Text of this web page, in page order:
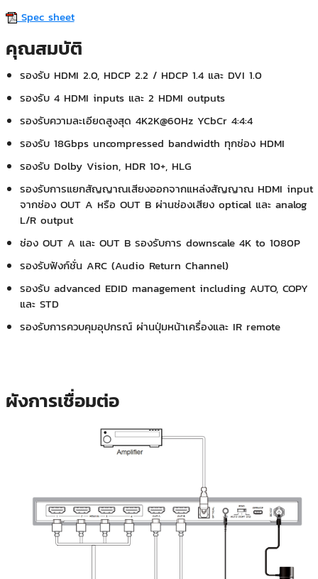
Spec sheet
คุณสมบัติ
รองรับ HDMI 2.0, HDCP 2.2 / HDCP 1.4 และ DVI 1.0
รองรับ 4 HDMI inputs และ 2 HDMI outputs
รองรับความละเอียดสูงสุด 4K2K@60Hz YCbCr 4:4:4
รองรับ 18Gbps uncompressed bandwidth ทุกช่อง HDMI
รองรับ Dolby Vision, HDR 10+, HLG
รองรับการแยกสัญญาณเสียงออกจากแหล่งสัญญาณ HDMI input
จากช่อง OUT A หรือ OUT B ผ่านช่องเสียง optical และ analog
L/R output
ช่อง OUT A และ OUT B รองรับการ downscale 4K to 1080P
รองรับฟังก์ชั่น ARC (Audio Return Channel)
รองรับ advanced EDID management including AUTO, COPY
และ STD
รองรับการควบคุมอุปกรณ์ ผ่านปุ่มหน้าเครื่องและ IR remote
ผังการเชื่อมต่อ